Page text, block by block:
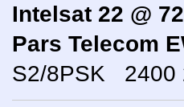
Intelsat 22 @
Pars Telecom
S2/8PSK 2400